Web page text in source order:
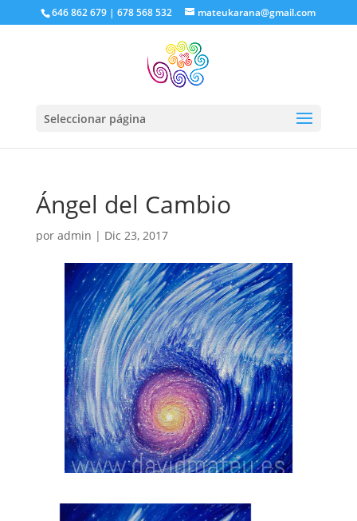
646 862 679 | 678 568 532 mateukarana@gmail.com
Seleccionar página
Ángel del Cambio
por admin | Dic 23, 2017